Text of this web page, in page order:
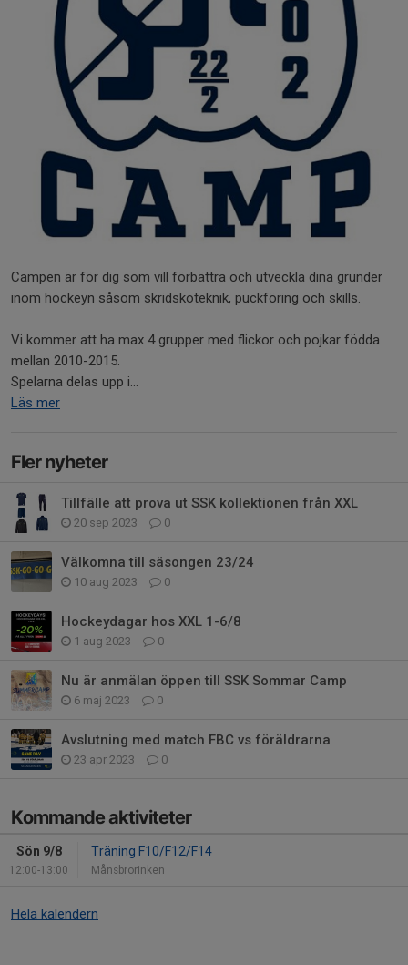
Campen är för dig som vill förbättra och utveckla dina grunder
inom hockeyn såsom skridskoteknik, puckföring och skills.
Vi kommer att ha max 4 grupper med flickor och pojkar födda
mellan 2010-2015.
Spelarna delas upp i...
Läs mer
Fler nyheter
Tillfälle att prova ut SSK kollektionen från XXL
20 sep 2023 0
Välkomna till säsongen 23/24
10 aug 2023 0
Hockeydagar hos XXL 1-6/8
1 aug 2023 0
Nu är anmälan öppen till SSK Sommar Camp
6 maj 2023 0
Avslutning med match FBC vs föräldrarna
23 apr 2023 0
Kommande aktiviteter
Sön 9/8
12:00-13:00
Träning F10/F12/F14
Månsbrorinken
Hela kalendern